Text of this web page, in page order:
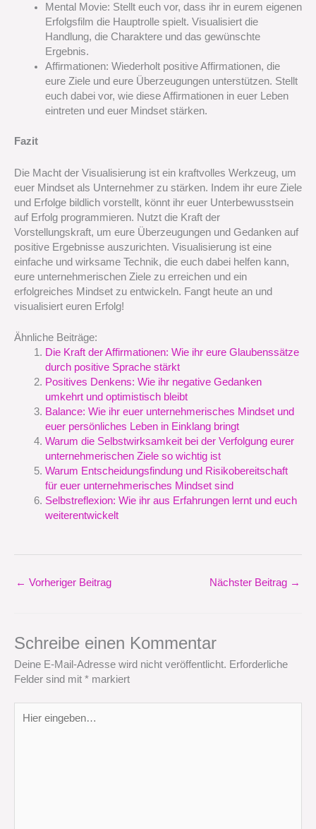
Mental Movie: Stellt euch vor, dass ihr in eurem eigenen
Erfolgsfilm die Hauptrolle spielt. Visualisiert die
Handlung, die Charaktere und das gewünschte
Ergebnis.
Affirmationen: Wiederholt positive Affirmationen, die
eure Ziele und eure Überzeugungen unterstützen. Stellt
euch dabei vor, wie diese Affirmationen in euer Leben
eintreten und euer Mindset stärken.
Fazit
Die Macht der Visualisierung ist ein kraftvolles Werkzeug, um
euer Mindset als Unternehmer zu stärken. Indem ihr eure Ziele
und Erfolge bildlich vorstellt, könnt ihr euer Unterbewusstsein
auf Erfolg programmieren. Nutzt die Kraft der
Vorstellungskraft, um eure Überzeugungen und Gedanken auf
positive Ergebnisse auszurichten. Visualisierung ist eine
einfache und wirksame Technik, die euch dabei helfen kann,
eure unternehmerischen Ziele zu erreichen und ein
erfolgreiches Mindset zu entwickeln. Fangt heute an und
visualisiert euren Erfolg!
Ähnliche Beiträge:
Die Kraft der Affirmationen: Wie ihr eure Glaubenssätze
durch positive Sprache stärkt
Positives Denkens: Wie ihr negative Gedanken
umkehrt und optimistisch bleibt
Balance: Wie ihr euer unternehmerisches Mindset und
euer persönliches Leben in Einklang bringt
Warum die Selbstwirksamkeit bei der Verfolgung eurer
unternehmerischen Ziele so wichtig ist
Warum Entscheidungsfindung und Risikobereitschaft
für euer unternehmerisches Mindset sind
Selbstreflexion: Wie ihr aus Erfahrungen lernt und euch
weiterentwickelt
← Vorheriger Beitrag Nächster Beitrag →
Schreibe einen Kommentar
Deine E-Mail-Adresse wird nicht veröffentlicht. Erforderliche
Felder sind mit * markiert
eingeben…